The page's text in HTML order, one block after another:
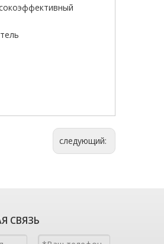
следующий:
СВЯЗЬ